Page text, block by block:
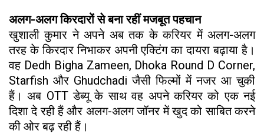
अलग-अलग किरदारों से बना रहीं मजबूत पहचान
खुशाली कुमार ने अपने अब तक के करियर में अलग-अलग
तरह के किरदार निभाकर अपनी एक्टिंग का दायरा बढ़ाया है।
वह Dedh Bigha Zameen, Dhoka Round D Corner,
Starfish और Ghudchadi जैसी फिल्मों में नजर आ चुकी
हैं। अब OTT डेब्यू के साथ वह अपने करियर को एक नई
दिशा दे रही हैं और अलग-अलग जॉनर में खुद को साबित करने
की ओर बढ़ रही हैं।